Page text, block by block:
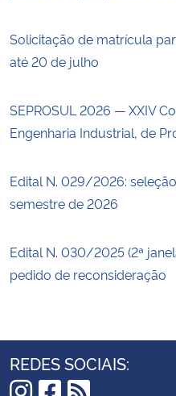
Solicitação de matrícula
até 20 de julho
SEPROSUL 2026 — XXIV
Engenharia Industrial, de
Edital N. 029/2026:
semestre de 2026
Edital N. 030/2025 (2ª
pedido de reconsideração
REDES SOCIAIS: